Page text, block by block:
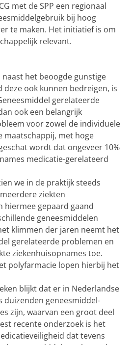
met de SPP een regionaal
bij hoog
te maken. Het initiatief is om
relevant.
het beoogde gunstige
deze ook kunnen bedreigen, is
gerelateerde
ook een belangrijk
voor zowel de individuele
maatschappij, met hoge
wordt dat ongeveer 10%
medicatie-gerelateerd
we in de praktijk steeds
ziekten
gepaard gaand
geneesmiddelen
klimmen der jaren neemt het
gerelateerde problemen en
ziekenhuisopnames toe.
polyfarmacie lopen hierbij het
blijkt dat er in Nederlandse
duizenden geneesmiddel-
zijn, waarvan een groot deel
recente onderzoek is het
dat tevens